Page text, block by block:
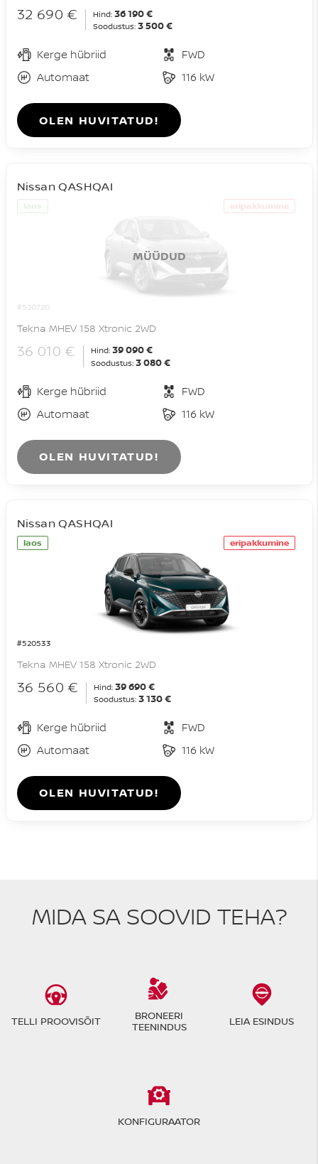
32 690 € Hind: 36 190 €
Soodustus: 3 500 €
Kerge hübriid
FWD
Automaat
116 kW
OLEN HUVITATUD!
laos eripakkumine
#520720
MÜÜDUD
Nissan QASHQAI
Tekna MHEV 158 Xtronic 2WD
36 010 € Hind: 39 090 €
Soodustus: 3 080 €
Kerge hübriid
FWD
Automaat
116 kW
OLEN HUVITATUD!
laos eripakkumine
#520533
Nissan QASHQAI
Tekna MHEV 158 Xtronic 2WD
36 560 € Hind: 39 690 €
Soodustus: 3 130 €
Kerge hübriid
FWD
Automaat
116 kW
OLEN HUVITATUD!
MIDA SA SOOVID TEHA?
TELLI PROOVISÕIT
BRONEERI
TEENINDUS
LEIA ESINDUS
KONFIGURAATOR